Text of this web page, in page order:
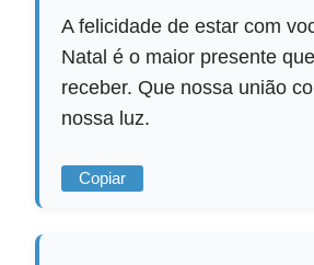
A felicidade de estar com
Natal é o maior presente
receber. Que nossa união
nossa luz.
Copiar